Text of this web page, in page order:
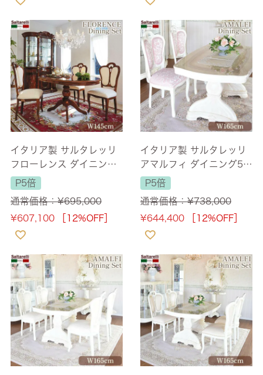
イタリア製 サルタレッリ
フローレンス ダイニング
セット5P 4人掛け ブラウ
ン 幅145cm 【送料無料/
設置サービス付】
P5倍
通常価格：¥695,000
¥607,100 ［12%OFF］
イタリア製 サルタレッリ
アマルフィ ダイニング5点
セット 165cm 大理石 IVO
RY バタフライ・ファブリ
ック ピンク 【送料無料】
P5倍
通常価格：¥738,000
¥644,400 ［12%OFF］